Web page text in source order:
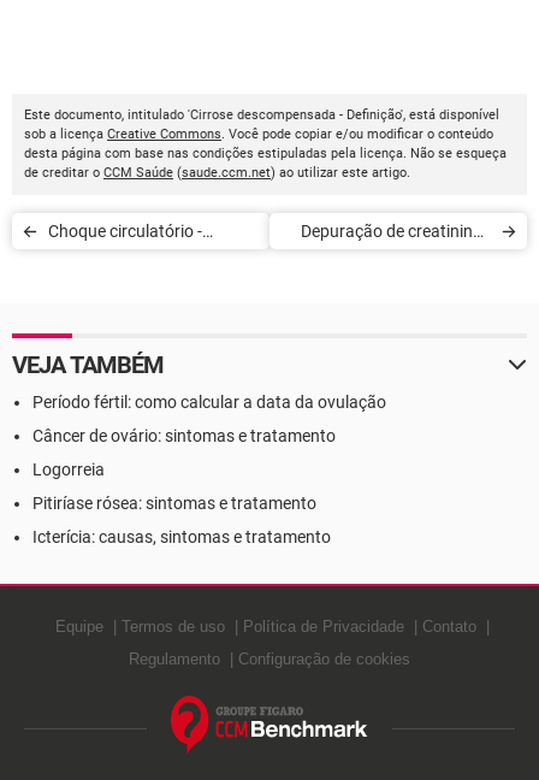
Este documento, intitulado 'Cirrose descompensada - Definição', está disponível
sob a licença Creative Commons. Você pode copiar e/ou modificar o conteúdo
desta página com base nas condições estipuladas pela licença. Não se esqueça
de creditar o CCM Saúde (saude.ccm.net) ao utilizar este artigo.
Choque circulatório -
Depuração de creatinina -
VEJA TAMBÉM
Período fértil: como calcular a data da ovulação
Câncer de ovário: sintomas e tratamento
Logorreia
Pitiríase rósea: sintomas e tratamento
Icterícia: causas, sintomas e tratamento
Equipe Termos de uso Política de Privacidade
Contato
Regulamento
Configuração de cookies